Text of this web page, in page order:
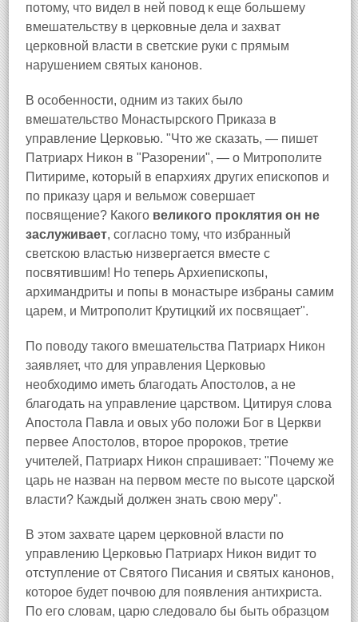
потому, что видел в ней повод к еще большему
вмешательству в церковные дела и захват
церковной власти в светские руки с прямым
нарушением святых канонов.
В особенности, одним из таких было
вмешательство Монастырского Приказа в
управление Церковью. "Что же сказать, — пишет
Патриарх Никон в "Разорении", — о Митрополите
Питириме, который в епархиях других епископов и
по приказу царя и вельмож совершает
посвящение? Какого великого проклятия он не
заслуживает, согласно тому, что избранный
светскою властью низвергается вместе с
посвятившим! Но теперь Архиепископы,
архимандриты и попы в монастыре избраны самим
царем, и Митрополит Крутицкий их посвящает".
По поводу такого вмешательства Патриарх Никон
заявляет, что для управления Церковью
необходимо иметь благодать Апостолов, а не
благодать на управление царством. Цитируя слова
Апостола Павла и овых убо положи Бог в Церкви
первее Апостолов, второе пророков, третие
учителей, Патриарх Никон спрашивает: "Почему же
царь не назван на первом месте по высоте царской
власти? Каждый должен знать свою меру".
В этом захвате царем церковной власти по
управлению Церковью Патриарх Никон видит то
отступление от Святого Писания и святых канонов,
которое будет почвою для появления антихриста.
По его словам, царю следовало бы быть образцом